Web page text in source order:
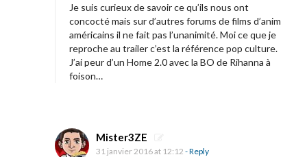
e
m
i
è
b
a
Je suis curieux de savoir ce qu’ils nous ont
concocté mais sur d’autres forums de films d’anim
américains il ne fait pas l’unanimité. Moi ce que je
reproche au trailer c’est la référence pop culture.
J’ai peur d’un Home 2.0 avec la BO de Rihanna à
foison…
Mister3ZE
31 janvier 2016 at 12:12 - Reply